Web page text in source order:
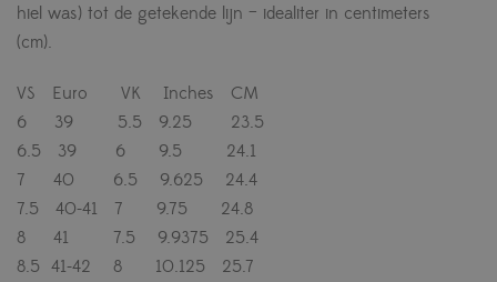
hiel was) tot de getekende lijn – idealiter in centimeters
(cm).
VS Euro VK Inches CM
6 39 5.5 9.25 23.5
6.5 39 6 9.5 24.1
7 40 6.5 9.625 24.4
7.5 40-41 7 9.75 24.8
8 41 7.5 9.9375 25.4
8.5 41-42 8 10.125 25.7